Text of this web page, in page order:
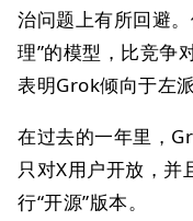
治问题上有所回避
理”的模型，比竞争
表明Grok倾向于左派
在过去的一年里，
只对X用户开放，并
行“开源”版本。